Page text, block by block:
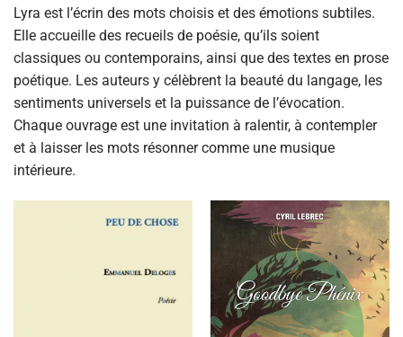
Lyra est l’écrin des mots choisis et des émotions subtiles.
Elle accueille des recueils de poésie, qu’ils soient
classiques ou contemporains, ainsi que des textes en prose
poétique. Les auteurs y célèbrent la beauté du langage, les
sentiments universels et la puissance de l’évocation.
Chaque ouvrage est une invitation à ralentir, à contempler
et à laisser les mots résonner comme une musique
intérieure.